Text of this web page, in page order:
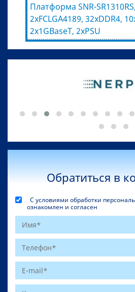
Платформа SNR-
2xFCLGA4189, 32xDDR4,
2x1GBaseT, 2xPSU
Обратиться в
С условиями обработки
ознакомлен и согласен